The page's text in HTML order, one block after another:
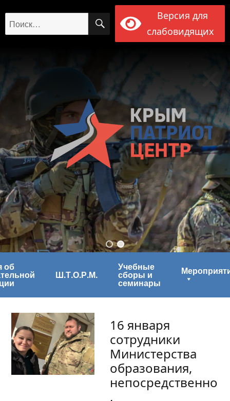
Искать: ПОИСК
Версия для
слабовидящих
об
Ш.Т.О.Р.М.
Учебные
сборы и
семинары
16 января
сотрудники
Министерства
образования,
непосредственно
,